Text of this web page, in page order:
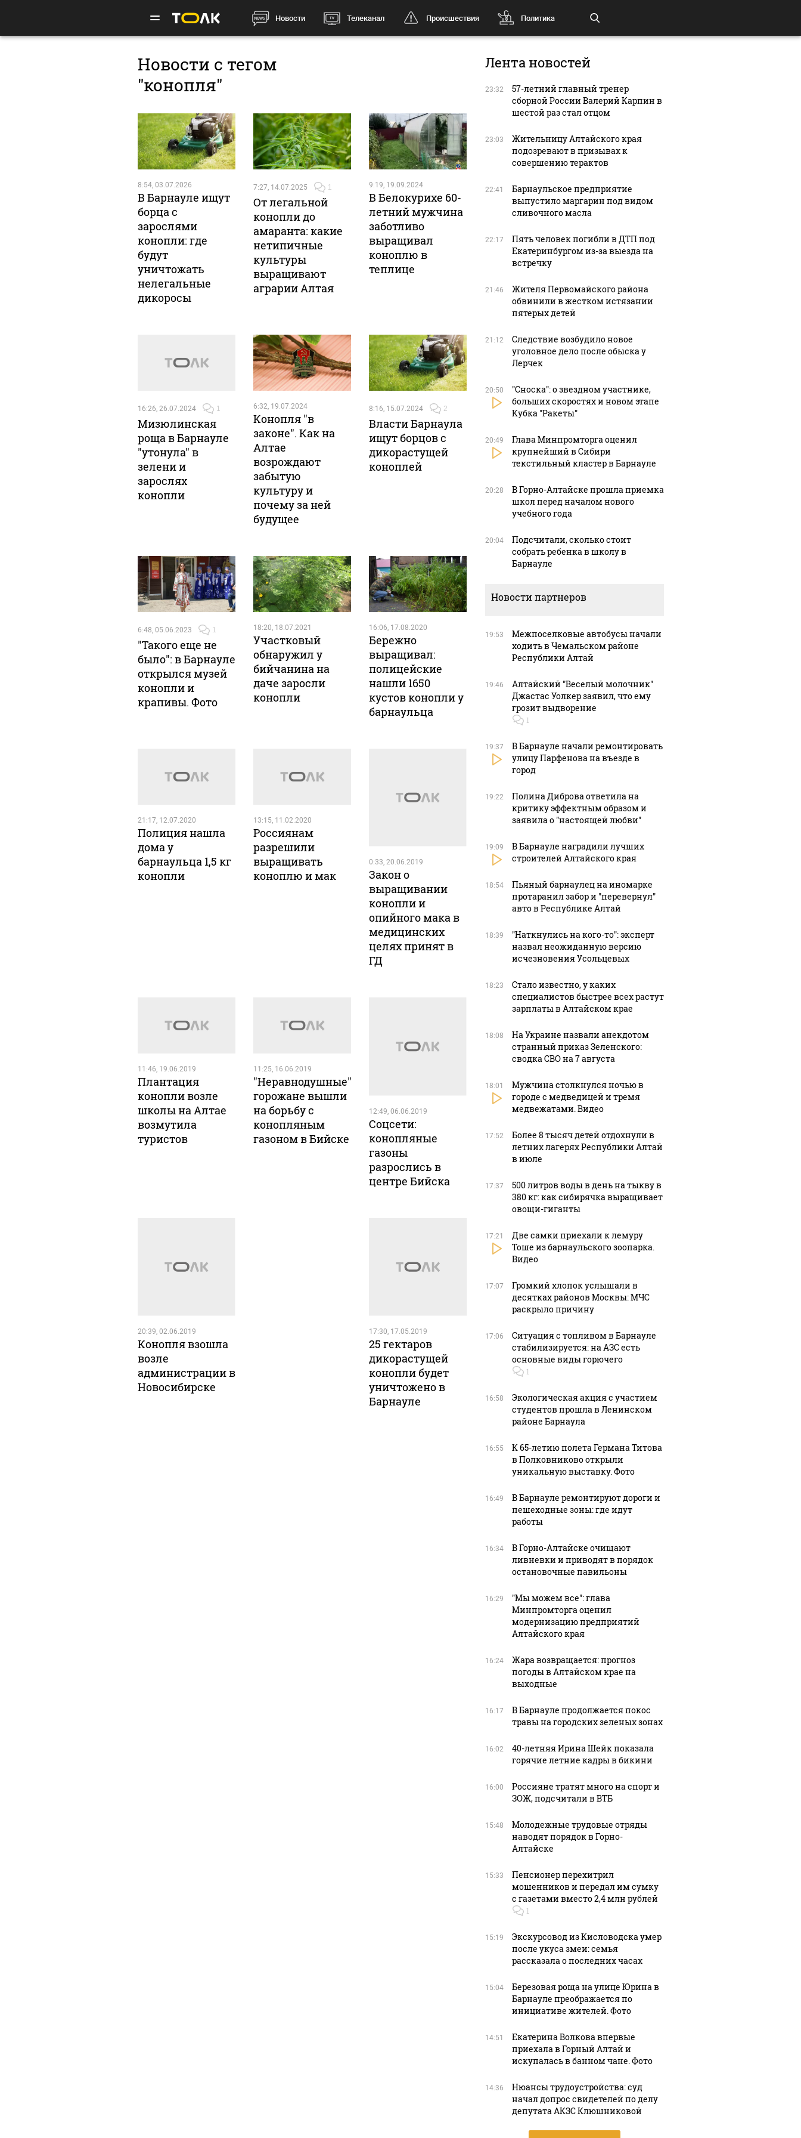
Новости Телеканал Происшествия Политика
Новости с тегом
"конопля"
8:54, 03.07.2026
В Барнауле ищут
борца с
зарослями
конопли: где
будут
уничтожать
нелегальные
дикоросы
7:27, 14.07.2025 1
От легальной
конопли до
амаранта: какие
нетипичные
культуры
выращивают
аграрии Алтая
9:19, 19.09.2024
В Белокурихе 60-
летний мужчина
заботливо
выращивал
коноплю в
теплице
16:26, 26.07.2024 1
Мизюлинская
роща в Барнауле
"утонула" в
зелени и
зарослях
конопли
6:32, 19.07.2024
Конопля "в
законе". Как на
Алтае
возрождают
забытую
культуру и
почему за ней
будущее
8:16, 15.07.2024 2
Власти Барнаула
ищут борцов с
дикорастущей
коноплей
6:48, 05.06.2023 1
"Такого еще не
было": в Барнауле
открылся музей
конопли и
крапивы. Фото
18:20, 18.07.2021
Участковый
обнаружил у
бийчанина на
даче заросли
конопли
16:06, 17.08.2020
Бережно
выращивал:
полицейские
нашли 1650
кустов конопли у
барнаульца
21:17, 12.07.2020
Полиция нашла
дома у
барнаульца 1,5 кг
конопли
13:15, 11.02.2020
Россиянам
разрешили
выращивать
коноплю и мак
0:33, 20.06.2019
Закон о
выращивании
конопли и
опийного мака в
медицинских
целях принят в
ГД
11:46, 19.06.2019
Плантация
конопли возле
школы на Алтае
возмутила
туристов
11:25, 16.06.2019
"Неравнодушные"
горожане вышли
на борьбу с
конопляным
газоном в Бийске
12:49, 06.06.2019
Соцсети:
конопляные
газоны
разрослись в
центре Бийска
20:39, 02.06.2019
Конопля взошла
возле
администрации в
Новосибирске
17:30, 17.05.2019
25 гектаров
дикорастущей
конопли будет
уничтожено в
Барнауле
Лента новостей
23:32
57-летний главный тренер
сборной России Валерий Карпин в
шестой раз стал отцом
23:03
Жительницу Алтайского края
подозревают в призывах к
совершению терактов
22:41
Барнаульское предприятие
выпустило маргарин под видом
сливочного масла
22:17
Пять человек погибли в ДТП под
Екатеринбургом из-за выезда на
встречку
21:46
Жителя Первомайского района
обвинили в жестком истязании
пятерых детей
21:12
Следствие возбудило новое
уголовное дело после обыска у
Лерчек
20:50
"Сноска": о звездном участнике,
больших скоростях и новом этапе
Кубка "Ракеты"
20:49
Глава Минпромторга оценил
крупнейший в Сибири
текстильный кластер в Барнауле
20:28
В Горно-Алтайске прошла приемка
школ перед началом нового
учебного года
20:04
Подсчитали, сколько стоит
собрать ребенка в школу в
Барнауле
Новости партнеров
19:53
Межпоселковые автобусы начали
ходить в Чемальском районе
Республики Алтай
19:46
Алтайский "Веселый молочник"
Джастас Уолкер заявил, что ему
грозит выдворение
1
19:37
В Барнауле начали ремонтировать
улицу Парфенова на въезде в
город
19:22
Полина Диброва ответила на
критику эффектным образом и
заявила о "настоящей любви"
19:09
В Барнауле наградили лучших
строителей Алтайского края
18:54
Пьяный барнаулец на иномарке
протаранил забор и "перевернул"
авто в Республике Алтай
18:39
"Наткнулись на кого-то": эксперт
назвал неожиданную версию
исчезновения Усольцевых
18:23
Стало известно, у каких
специалистов быстрее всех растут
зарплаты в Алтайском крае
18:08
На Украине назвали анекдотом
странный приказ Зеленского:
сводка СВО на 7 августа
18:01
Мужчина столкнулся ночью в
городе с медведицей и тремя
медвежатами. Видео
17:52
Более 8 тысяч детей отдохнули в
летних лагерях Республики Алтай
в июле
17:37
500 литров воды в день на тыкву в
380 кг: как сибирячка выращивает
овощи-гиганты
17:21
Две самки приехали к лемуру
Тоше из барнаульского зоопарка.
Видео
17:07
Громкий хлопок услышали в
десятках районов Москвы: МЧС
раскрыло причину
17:06
Ситуация с топливом в Барнауле
стабилизируется: на АЗС есть
основные виды горючего
1
16:58
Экологическая акция с участием
студентов прошла в Ленинском
районе Барнаула
16:55
К 65-летию полета Германа Титова
в Полковниково открыли
уникальную выставку. Фото
16:49
В Барнауле ремонтируют дороги и
пешеходные зоны: где идут
работы
16:34
В Горно-Алтайске очищают
ливневки и приводят в порядок
остановочные павильоны
16:29
"Мы можем все": глава
Минпромторга оценил
модернизацию предприятий
Алтайского края
16:24
Жара возвращается: прогноз
погоды в Алтайском крае на
выходные
16:17
В Барнауле продолжается покос
травы на городских зеленых зонах
16:02
40-летняя Ирина Шейк показала
горячие летние кадры в бикини
16:00
Россияне тратят много на спорт и
ЗОЖ, подсчитали в ВТБ
15:48
Молодежные трудовые отряды
наводят порядок в Горно-
Алтайске
15:33
Пенсионер перехитрил
мошенников и передал им сумку
с газетами вместо 2,4 млн рублей
1
15:19
Экскурсовод из Кисловодска умер
после укуса змеи: семья
рассказала о последних часах
15:04
Березовая роща на улице Юрина в
Барнауле преображается по
инициативе жителей. Фото
14:51
Екатерина Волкова впервые
приехала в Горный Алтай и
искупалась в банном чане. Фото
14:36
Нюансы трудоустройства: суд
начал допрос свидетелей по делу
депутата АКЗС Клюшниковой